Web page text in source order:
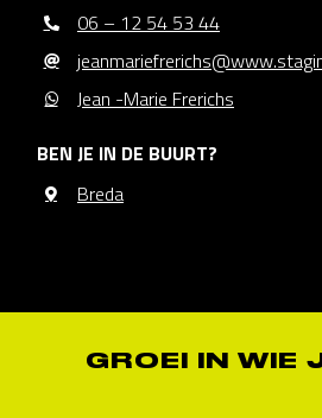
06 – 12 54 53 44
Jean -Marie Frerichs
BEN JE IN DE BUURT?
Breda
GROEI IN WIE